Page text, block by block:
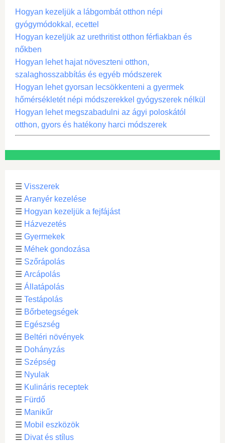
Hogyan kezeljük a lábgombát otthon népi
gyógymódokkal, ecettel
Hogyan kezeljük az urethritist otthon férfiakban és
nőkben
Hogyan lehet hajat növeszteni otthon,
szalaghosszabbítás és egyéb módszerek
Hogyan lehet gyorsan lecsökkenteni a gyermek
hőmérsékletét népi módszerekkel gyógyszerek nélkül
Hogyan lehet megszabadulni az ágyi poloskától
otthon, gyors és hatékony harci módszerek
☰ Visszerek
☰ Aranyér kezelése
☰ Hogyan kezeljük a fejfájást
☰ Házvezetés
☰ Gyermekek
☰ Méhek gondozása
☰ Szőrápolás
☰ Arcápolás
☰ Állatápolás
☰ Testápolás
☰ Bőrbetegségek
☰ Egészség
☰ Beltéri növények
☰ Dohányzás
☰ Szépség
☰ Nyulak
☰ Kulináris receptek
☰ Fürdő
☰ Manikűr
☰ Mobil eszközök
☰ Divat és stílus